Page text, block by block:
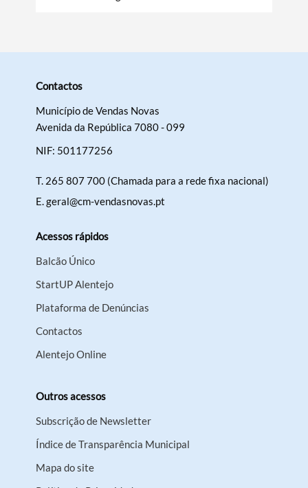
Contactos
Município de Vendas Novas
Avenida da República 7080 - 099
NIF: 501177256
T. 265 807 700 (Chamada para a rede fixa nacional)
E.geral@cm-vendasnovas.pt
Acessos rápidos
Balcão Único
StartUP Alentejo
Plataforma de Denúncias
Contactos
Alentejo Online
Outros acessos
Subscrição de Newsletter
Índice de Transparência Municipal
Mapa do site